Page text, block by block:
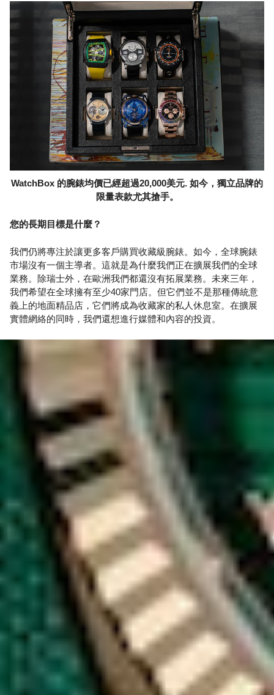
WatchBox 的腕錶均價已經超過20,000美元. 如今，獨立品牌的
限量表款尤其搶手。
您的長期目標是什麼？
我們仍將專注於讓更多客戶購買收藏級腕錶。如今，全球腕錶
市場沒有一個主導者。這就是為什麼我們正在擴展我們的全球
業務。除瑞士外，在歐洲我們都還沒有拓展業務。未來三年，
我們希望在全球擁有至少40家門店。但它們並不是那種傳統意
義上的地面精品店，它們將成為收藏家的私人休息室。在擴展
實體網絡的同時，我們還想進行媒體和內容的投資。